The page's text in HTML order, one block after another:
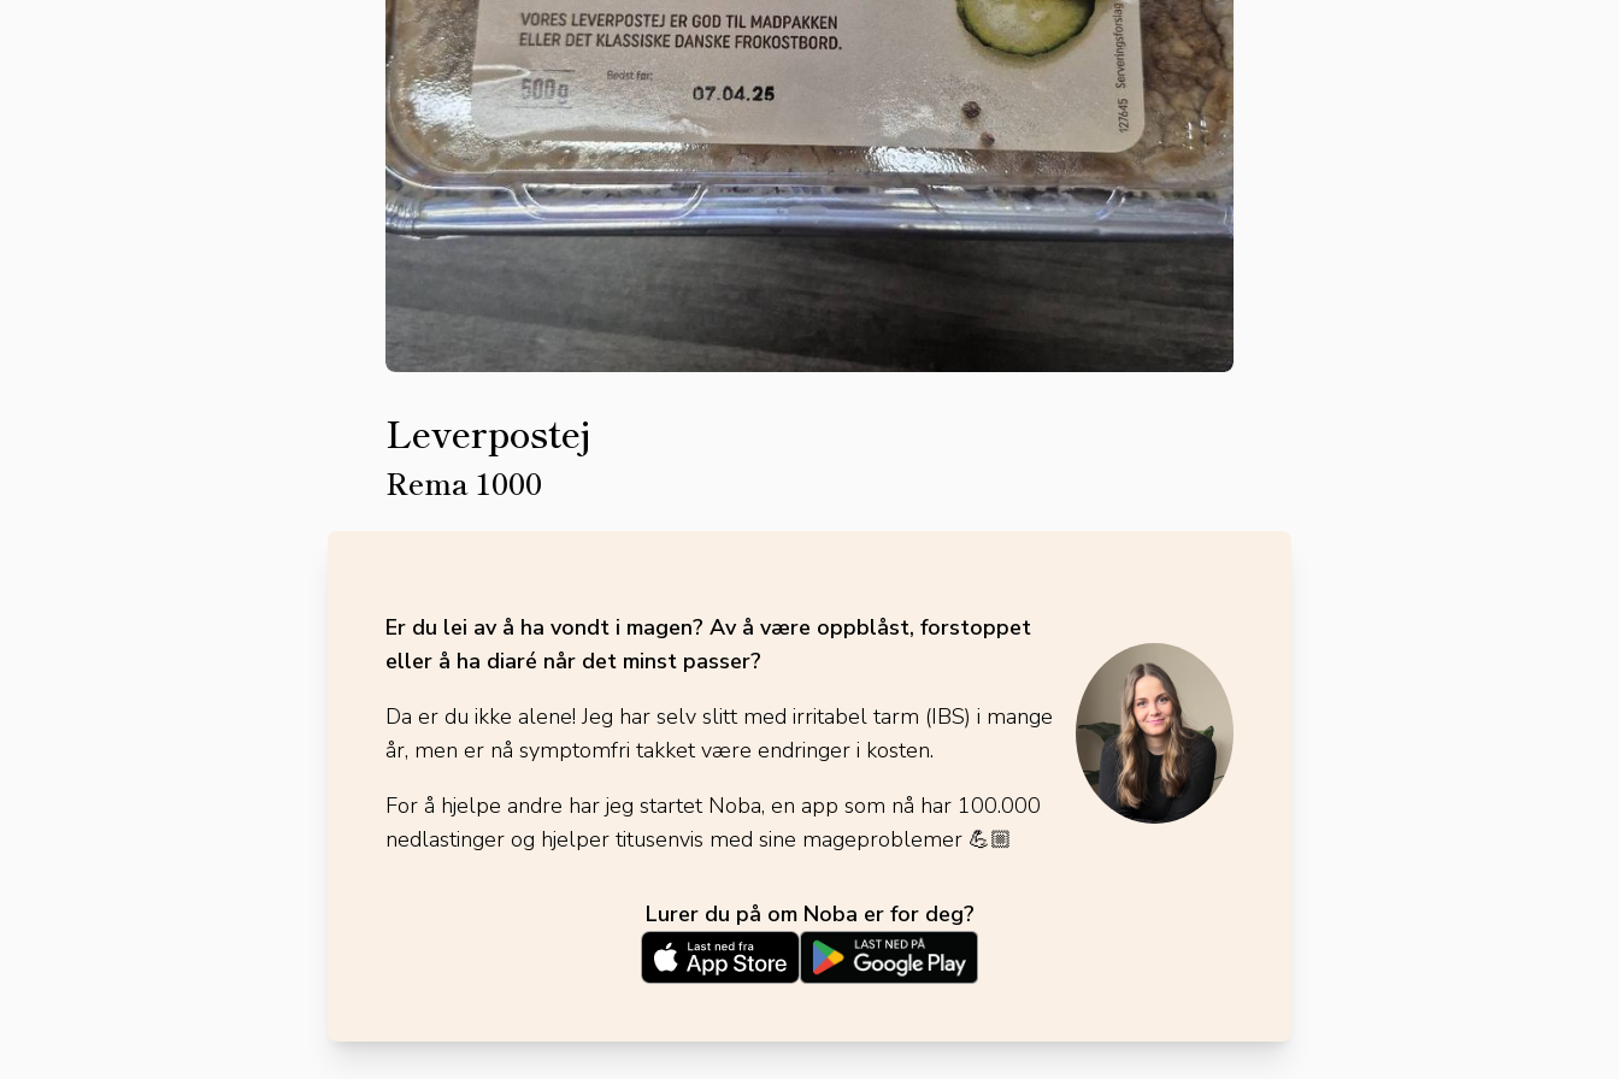
Leverpostej
Rema 1000
Er du lei av å ha vondt i magen? Av å være oppblåst, forstoppet
eller å ha diaré når det minst passer?
Da er du ikke alene! Jeg har selv slitt med irritabel tarm (IBS) i mange
år, men er nå symptomfri takket være endringer i kosten.
For å hjelpe andre har jeg startet Noba, en app som nå har 100.000
nedlastinger og hjelper titusenvis med sine mageproblemer 💪🏼
Lurer du på om Noba er for deg?